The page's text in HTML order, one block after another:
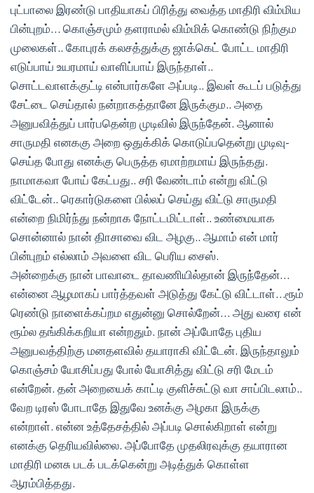
புட்பாலை இரண்டு பாதியாகப் பிரித்து வைத்த மாதிரி விம்மிய
பின்புறம்… கொஞ்சமும் தளராமல் விம்மிக் கொண்டு நிற்கும
முலைகள்.. கோபுரக் கலசத்துக்கு ஜாக்கெட் போட்ட மாதிரி
எடுப்பாய் உயரமாய் வாளிப்பாய் இருந்தாள்..
சொட்டவாளக்குட்டி என்பார்களே அப்படி.. இவள் கூடப் படுத்து
சேட்டை செய்தால் நன்றாகத்தானே இருக்கும.. அதை
அனுபவித்துப் பார்பதென்ற முடிவில் இருந்தேன். ஆனால்
சாருமதி எனககு அறை ஒதுக்கிக் கொடுப்பதென்று முடிவு-
செய்த போது எனக்கு பெருத்த ஏமாற்றமாய் இருந்தது.
நாமாகவா போய் கேட்பது.. சரி வேண்டாம் என்று விட்டு
விட்டேன்.. ரெகார்டுகளை பில்லப் செய்து விட்டு சாருமதி
என்றை நிமிர்ந்து நன்றாக நோட்டமிட்டாள்.. உண்மையாக
சொன்னால் நான் திாசாவை விட அழகு.. ஆமாம் என் மார்
பின்புறம் எல்லாம் அவளை விட பெரிய சைஸ்.
அன்றைக்கு நான் பாவாடை தாவணியில்தான் இருந்தேன்…
என்னை ஆழமாகப் பார்த்தவள் அடுத்து கேட்டு விட்டாள்…ரூம்
ரெண்டு நாளைக்கப்றம எதுன்னு சொல்றேன்… அது வரை என்
ரூம்ல தங்கிக்கறியா என்றதும். நான் அப்போதே புதிய
அனுபவத்திற்கு மனதளவில் தயாராகி விட்டேன். இருந்தாலும்
கொஞ்சம் யோசிப்பது போல் யோசித்து விட்டு சரி மேடம்
என்றேன். தன் அறையைக் காட்டி குளிச்சுட்டு வா சாப்பிடலாம்..
வேற டிரஸ் போடாதே இதுவே உனக்கு அழகா இருக்கு
என்றாள். என்ன உத்தேசத்தில் அப்படி சொல்கிறாள் என்று
எனக்கு தெரியவில்லை. அப்போதே முதலிரவுக்கு தயாரான
மாதிரி மனசு படக் படக்கென்று அடித்துக் கொள்ள
ஆரம்பித்தது.